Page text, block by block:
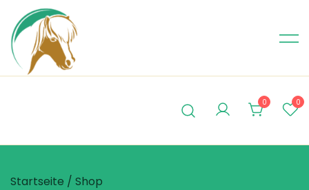
content
0 0
Startseite / Shop